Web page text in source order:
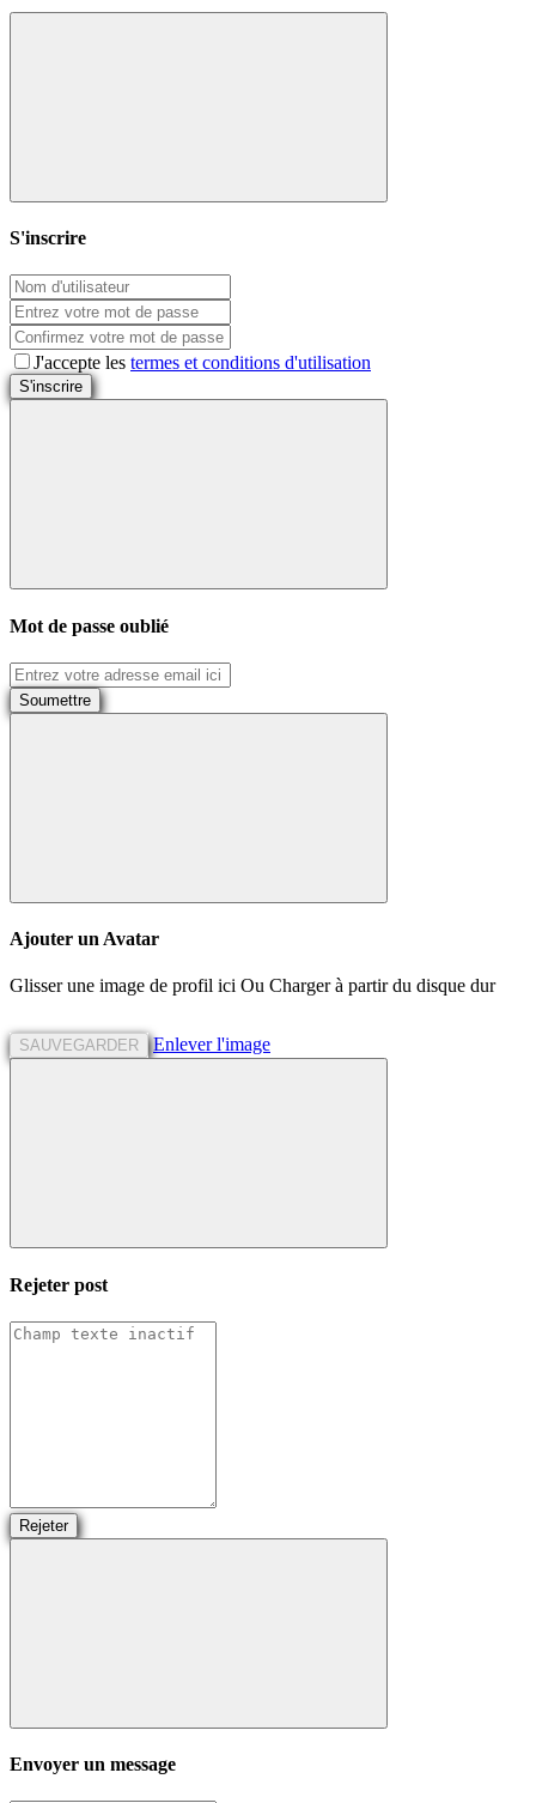
S'inscrire
J'accepte les termes et conditions d'utilisation
S'inscrire
Mot de passe oublié
Soumettre
Ajouter un Avatar
Glisser une image de profil ici Ou Charger à partir du disque dur
SAUVEGARDER Enlever l'image
Rejeter post
Rejeter
Envoyer un message